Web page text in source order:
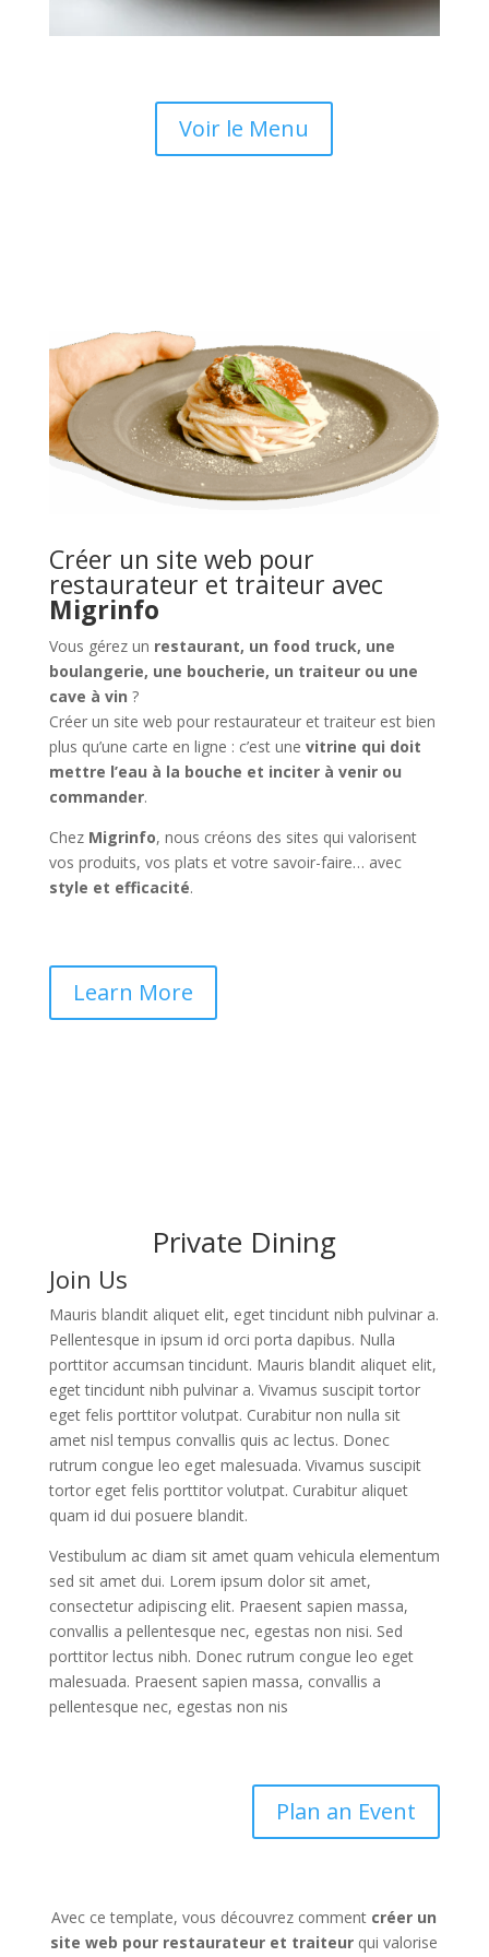
Voir le Menu
Créer un site web pour
restaurateur et traiteur avec
Migrinfo
Vous gérez un restaurant, un food truck, une
boulangerie, une boucherie, un traiteur ou une
cave à vin ?
Créer un site web pour restaurateur et traiteur est bien
plus qu’une carte en ligne : c’est une vitrine qui doit
mettre l’eau à la bouche et inciter à venir ou
commander.
Chez Migrinfo, nous créons des sites qui valorisent
vos produits, vos plats et votre savoir-faire… avec
style et efficacité.
Learn More
Private Dining
Join Us
Mauris blandit aliquet elit, eget tincidunt nibh pulvinar a.
Pellentesque in ipsum id orci porta dapibus. Nulla
porttitor accumsan tincidunt. Mauris blandit aliquet elit,
eget tincidunt nibh pulvinar a. Vivamus suscipit tortor
eget felis porttitor volutpat. Curabitur non nulla sit
amet nisl tempus convallis quis ac lectus. Donec
rutrum congue leo eget malesuada. Vivamus suscipit
tortor eget felis porttitor volutpat. Curabitur aliquet
quam id dui posuere blandit.
Vestibulum ac diam sit amet quam vehicula elementum
sed sit amet dui. Lorem ipsum dolor sit amet,
consectetur adipiscing elit. Praesent sapien massa,
convallis a pellentesque nec, egestas non nisi. Sed
porttitor lectus nibh. Donec rutrum congue leo eget
malesuada. Praesent sapien massa, convallis a
pellentesque nec, egestas non nis
Plan an Event
Avec ce template, vous découvrez comment créer un
site web pour restaurateur et traiteur qui valorise